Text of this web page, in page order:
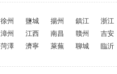
徐州 鹽城 揚州 鎮江
浙江
漳州 江西 南昌 贛州
吉安
菏澤 濟寧 萊蕪 聊城 臨沂